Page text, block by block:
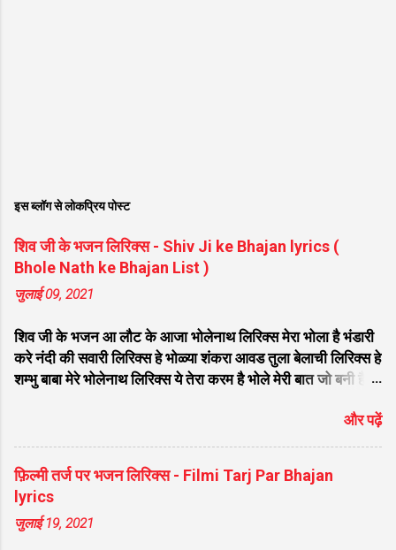
इस ब्लॉग से लोकप्रिय पोस्ट
शिव जी के भजन लिरिक्स - Shiv Ji ke Bhajan lyrics (
Bhole Nath ke Bhajan List )
जुलाई 09, 2021
शिव जी के भजन आ लौट के आजा भोलेनाथ लिरिक्स मेरा भोला है भंडारी
करे नंदी की सवारी लिरिक्स हे भोळ्या शंकरा आवड तुला बेलाची लिरिक्स हे
शम्भु बाबा मेरे भोलेनाथ लिरिक्स ये तेरा करम है भोले मेरी बात जो बनी है
गुलशन सा मेरे भोलेनाथ आये है लिरिक्स नगर में जोगी आया भेद कोई
समझ ना पाया लिरिक्स शिवजी तेरे द्वार हम भी आयेंगे लिरिक्स सांसो की
माला पे सिमरु मै शिव का नाम लिरिक्स डम डम डमरू बजाना होगा भोले
मेरी कुटिया में आना होगा लिरिक्स मेरे भोले से भोले बाबा लिरिक्स भोलेनाथ
का चेला लिरिक्स भोले चेला बना लेना लिरिक्स सिर पे विराजे गंगा की धार
लिरिक्स महादेवा - Mahadeva Hansraj Raghuwanshi लिरिक्स
और पढ़ें
फ़िल्मी तर्ज पर भजन लिरिक्स - Filmi Tarj Par Bhajan
lyrics
जुलाई 19, 2021